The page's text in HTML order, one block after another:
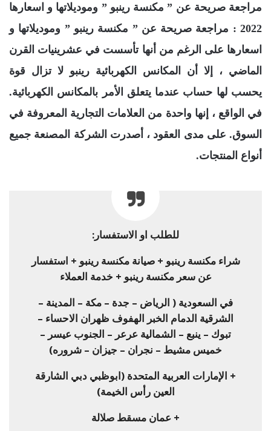
مراجعة صريحة عن ” مكنسة رينبو ” وموديلاتها و اسعارها
2022 : مراجعة صريحة عن ” مكنسة رينبو ” وموديلاتها و
اسعارها على الرغم من أنها تأسست في عشرينيات القرن
الماضي ، إلا أن المكانس الكهربائية رينبو لا تزال قوة
يحسب لها حساب عندما يتعلق الأمر بالمكانس الكهربائية.
في الواقع ، إنها واحدة من العلامات التجارية المعروفة في
السوق. على مدى العقود ، أصدرت الشركة المصنعة جميع
أنواع المنتجات.
للطلب او الاستفسار:
شراء مكنسة رينبو + صيانة مكنسة رينبو + استفسار
عن سعر مكنسة رينبو + خدمة العملاء
في السعودية ( الرياض – جدة – مكة – المدينة –
الشرقية الدمام الخبر الهفوف ظهران الاحساء –
تبوك – ينبع – الشمالية عرعر – الجنوب عيسر –
خميس مشيط – نجران – جيزان – شروره)
+ الإمارات العربية المتحدة (ابوظبي دبي الشارقة
العين رأس الخيمة)
+ عمان مسقط صلالة